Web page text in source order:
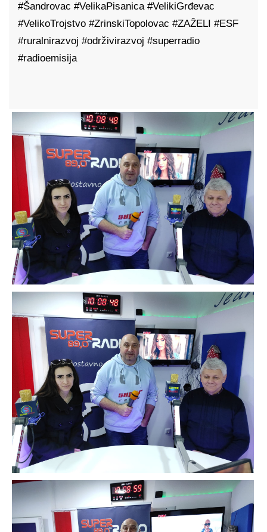
#Šandrovac #VelikaPisanica #VelikiGrđevac
#VelikoTrojstvo #ZrinskiTopolovac #ZAŽELI #ESF
#ruralnirazvoj #održivirazvoj #superradio
#radioemisija